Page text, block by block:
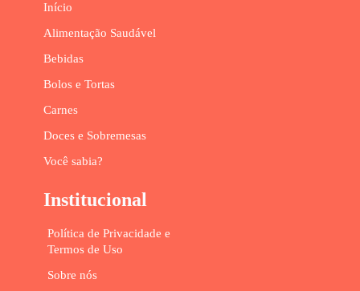
Início
Alimentação Saudável
Bebidas
Bolos e Tortas
Carnes
Doces e Sobremesas
Você sabia?
Institucional
Política de Privacidade e
Termos de Uso
Sobre nós